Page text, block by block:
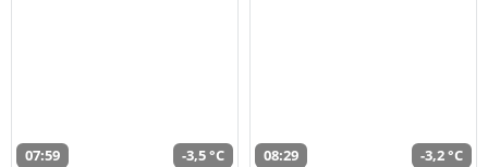
07:59 -3,5 °C 08:29 -3,2 °C